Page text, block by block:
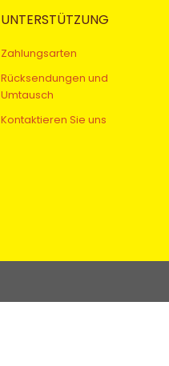
UNTERSTÜTZUNG
Zahlungsarten
Rücksendungen und
Umtausch
Kontaktieren Sie uns